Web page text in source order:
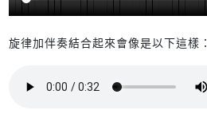
旋律加伴奏結合起來會像是以下這樣：